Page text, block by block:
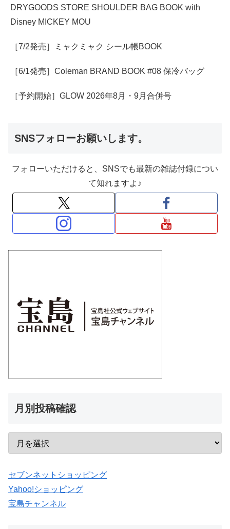
DRYGOODS STORE SHOULDER BAG BOOK with
Disney MICKEY MOU
［7/2発売］ミャクミャク シール帳BOOK
［6/1発売］Coleman BRAND BOOK #08 保冷バッグ
［予約開始］GLOW 2026年8月・9月合併号
SNSフォローお願いします。
フォローいただけると、SNSでも最新の雑誌付録につい
て知れますよ♪
月別投稿確認
セブンネットショッピング
Yahoo!ショッピング
宝島チャンネル